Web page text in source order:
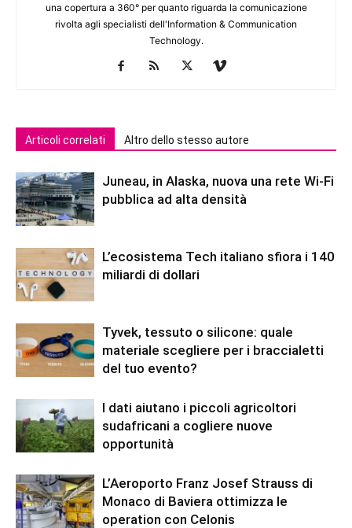
una copertura a 360° per quanto riguarda la comunicazione
rivolta agli specialisti dell'lnformation & Communication
Technology.
Articoli correlati Altro dello stesso autore
Juneau, in Alaska, nuova una rete Wi-Fi
pubblica ad alta densità
L’ecosistema Tech italiano sfiora i 140
miliardi di dollari
Tyvek, tessuto o silicone: quale
materiale scegliere per i braccialetti
del tuo evento?
I dati aiutano i piccoli agricoltori
sudafricani a cogliere nuove
opportunità
L’Aeroporto Franz Josef Strauss di
Monaco di Baviera ottimizza le
operation con Celonis